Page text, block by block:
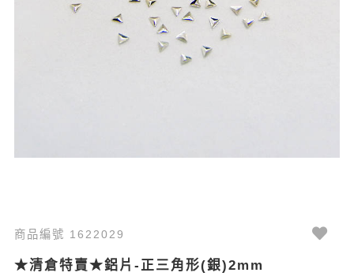
商品編號 1622029
★清倉特賣★鋁片-正三角形(銀)2mm